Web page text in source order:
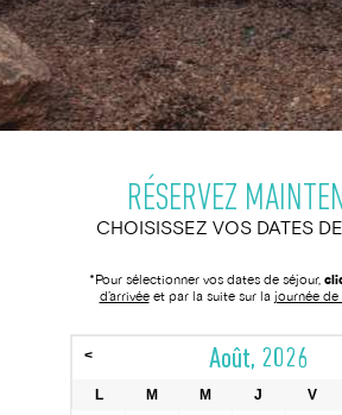
RÉSERVEZ
CHOISISSEZ VOS DATES
*Pour sélectionner vos dates de séjour,
d’arrivéeet par la suite sur la journée de
< Août, 2026
L M M J V